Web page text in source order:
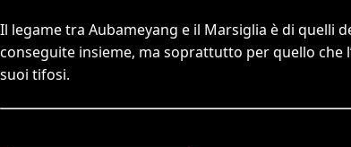
Il legame tra Aubameyang e il Marsiglia è di quelli
conseguite insieme, ma soprattutto per quello che
suoi tifosi.